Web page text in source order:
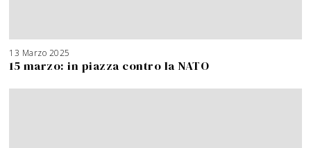
13 Marzo 2025
15 marzo: in piazza contro la NATO